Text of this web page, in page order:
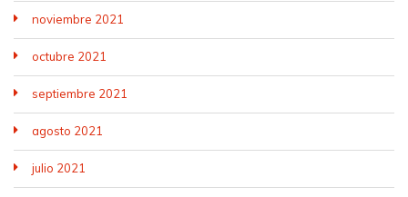
noviembre 2021
octubre 2021
septiembre 2021
agosto 2021
julio 2021